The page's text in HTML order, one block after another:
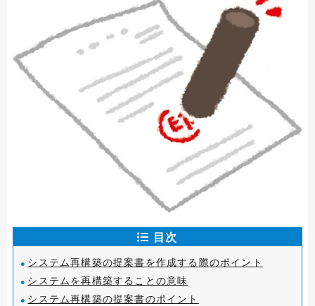
目次
システム再構築の提案書を作成する際のポイント
システムを再構築することの意味
システム再構築の提案書のポイント